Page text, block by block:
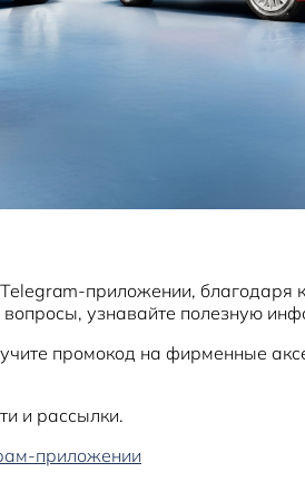
приложении, благодаря
узнавайте полезную
промокод на фирменные
и рассылки.
приложении